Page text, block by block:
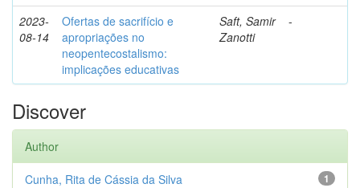
2023-
08-14
Ofertas de sacrifício e
apropriações no
neopentecostalismo:
implicações educativas
Saft, Samir
Zanotti
-
Discover
Author
1
Cunha, Rita de Cássia da Silva